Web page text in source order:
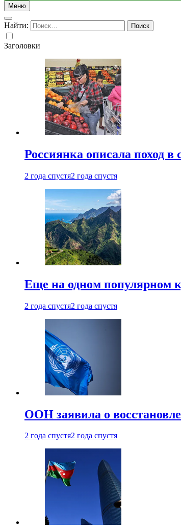
Меню
Найти:
Заголовки
Россиянка описала поход
2 года спустя2 года спустя
Еще на одном популярном
2 года спустя2 года спустя
ООН заявила о
2 года спустя2 года спустя